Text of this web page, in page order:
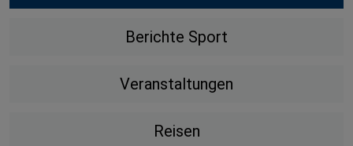
Berichte Sport
Veranstaltungen
Reisen